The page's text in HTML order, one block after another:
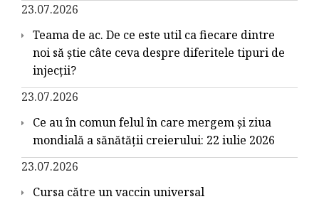
23.07.2026
Teama de ac. De ce este util ca fiecare dintre
noi să știe câte ceva despre diferitele tipuri de
injecții?
23.07.2026
Ce au în comun felul în care mergem și ziua
mondială a sănătății creierului: 22 iulie 2026
23.07.2026
Cursa către un vaccin universal